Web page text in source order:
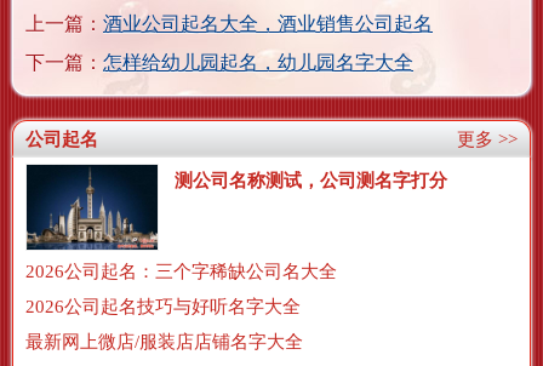
上一篇： 酒业公司起名大全，酒业销售公司起名
下一篇： 怎样给幼儿园起名，幼儿园名字大全
更多 >>
公司起名
测公司名称测试，公司测名字打分
2026公司起名：三个字稀缺公司名大全
2026公司起名技巧与好听名字大全
最新网上微店/服装店店铺名字大全